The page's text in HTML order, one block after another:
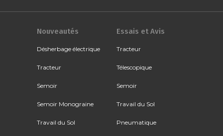
Nouveautés
Désherbage électrique
Tracteur
Semoir
Semoir Monograine
Travail du Sol
Essais et Avis
Tracteur
Télescopique
Semoir
Travail du Sol
Pneumatique